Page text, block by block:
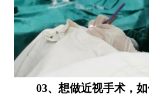
03、想做近视手术，